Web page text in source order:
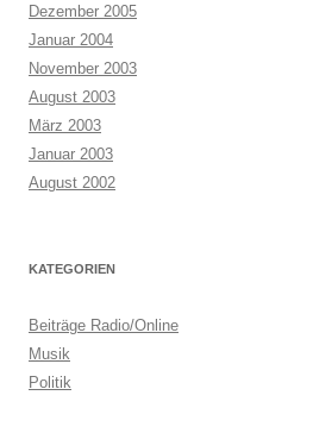
Dezember 2005
Januar 2004
November 2003
August 2003
März 2003
Januar 2003
August 2002
KATEGORIEN
Beiträge Radio/Online
Musik
Politik